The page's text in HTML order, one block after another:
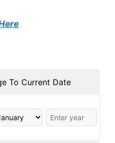
To Current Date